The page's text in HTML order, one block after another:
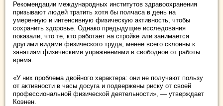
Рекомендации международных институтов здравоохранения
призывают людей тратить хотя бы полчаса в день на
умеренную и интенсивную физическую активность, чтобы
сохранить здоровье. Однако предыдущие исследования
показали, что те, кто работает на стройке или занимается
другими видами физического труда, менее всего склонны к
занятиям физическими упражнениями в свободное от работы
время.
«У них проблема двойного характера: они не получают пользу
от активности в часы досуга и подвержены риску от своей
профессиональной физической деятельности», — утверждает
Коэнен.